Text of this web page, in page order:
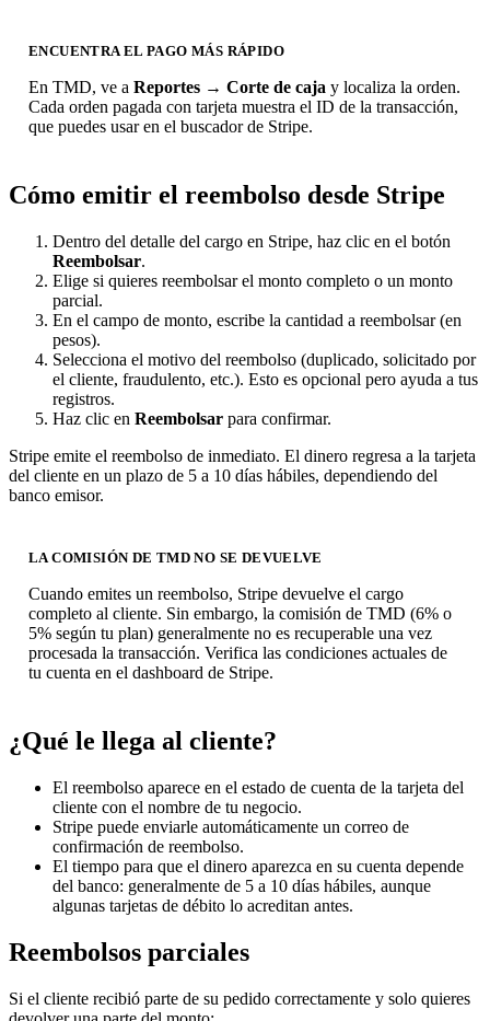
ENCUENTRA EL PAGO MÁS RÁPIDO
En TMD, ve a Reportes → Corte de caja y localiza la orden.
Cada orden pagada con tarjeta muestra el ID de la transacción,
que puedes usar en el buscador de Stripe.
Cómo emitir el reembolso desde Stripe
Dentro del detalle del cargo en Stripe, haz clic en el botón
Reembolsar.
Elige si quieres reembolsar el monto completo o un monto
parcial.
En el campo de monto, escribe la cantidad a reembolsar (en
pesos).
Selecciona el motivo del reembolso (duplicado, solicitado por
el cliente, fraudulento, etc.). Esto es opcional pero ayuda a tus
registros.
Haz clic en Reembolsar para confirmar.
Stripe emite el reembolso de inmediato. El dinero regresa a la tarjeta
del cliente en un plazo de 5 a 10 días hábiles, dependiendo del
banco emisor.
LA COMISIÓN DE TMD NO SE DEVUELVE
Cuando emites un reembolso, Stripe devuelve el cargo
completo al cliente. Sin embargo, la comisión de TMD (6% o
5% según tu plan) generalmente no es recuperable una vez
procesada la transacción. Verifica las condiciones actuales de
tu cuenta en el dashboard de Stripe.
¿Qué le llega al cliente?
El reembolso aparece en el estado de cuenta de la tarjeta del
cliente con el nombre de tu negocio.
Stripe puede enviarle automáticamente un correo de
confirmación de reembolso.
El tiempo para que el dinero aparezca en su cuenta depende
del banco: generalmente de 5 a 10 días hábiles, aunque
algunas tarjetas de débito lo acreditan antes.
Reembolsos parciales
Si el cliente recibió parte de su pedido correctamente y solo quieres